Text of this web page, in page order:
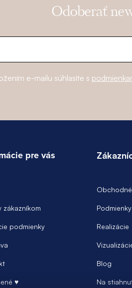
Odoberať
e-mailu súhlasíte s
pre vás
zákazníkom
podmienky
♥
Realizácie
Blog
Na